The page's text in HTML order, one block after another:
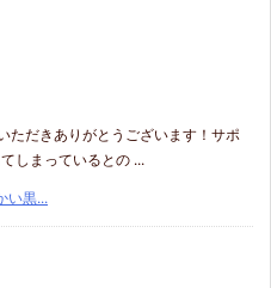
ただきありがとうございます！サポ
しまっているとの ...
い黒...